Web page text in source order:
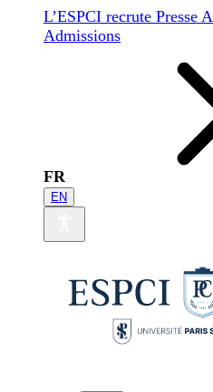
L’ESPCI recrute Presse
Admissions
FR
EN